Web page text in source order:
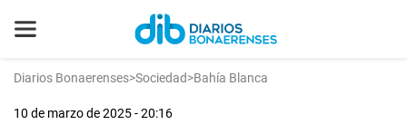
Diarios Bonaerenses>Sociedad>Bahía Blanca
10 de marzo de 2025 - 20:16